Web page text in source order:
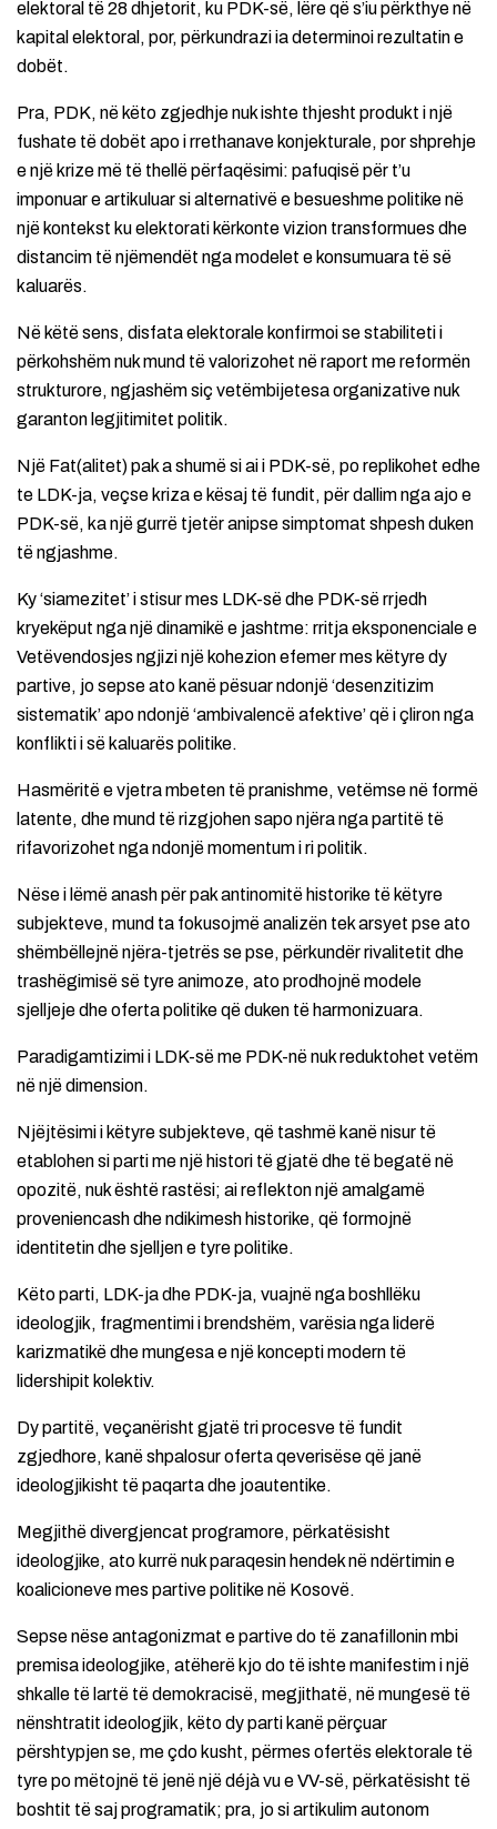
elektoral të 28 dhjetorit, ku PDK-së, lëre që s’iu përkthye në
kapital elektoral, por, përkundrazi ia determinoi rezultatin e
dobët.
Pra, PDK, në këto zgjedhje nuk ishte thjesht produkt i një
fushate të dobët apo i rrethanave konjekturale, por shprehje
e një krize më të thellë përfaqësimi: pafuqisë për t’u
imponuar e artikuluar si alternativë e besueshme politike në
një kontekst ku elektorati kërkonte vizion transformues dhe
distancim të njëmendët nga modelet e konsumuara të së
kaluarës.
Në këtë sens, disfata elektorale konfirmoi se stabiliteti i
përkohshëm nuk mund të valorizohet në raport me reformën
strukturore, ngjashëm siç vetëmbijetesa organizative nuk
garanton legjitimitet politik.
Një Fat(alitet) pak a shumë si ai i PDK-së, po replikohet edhe
te LDK-ja, veçse kriza e kësaj të fundit, për dallim nga ajo e
PDK-së, ka një gurrë tjetër anipse simptomat shpesh duken
të ngjashme.
Ky ‘siamezitet’ i stisur mes LDK-së dhe PDK-së rrjedh
kryekëput nga një dinamikë e jashtme: rritja eksponenciale e
Vetëvendosjes ngjizi një kohezion efemer mes këtyre dy
partive, jo sepse ato kanë pësuar ndonjë ‘desenzitizim
sistematik’ apo ndonjë ‘ambivalencë afektive’ që i çliron nga
konflikti i së kaluarës politike.
Hasmëritë e vjetra mbeten të pranishme, vetëmse në formë
latente, dhe mund të rizgjohen sapo njëra nga partitë të
rifavorizohet nga ndonjë momentum i ri politik.
Nëse i lëmë anash për pak antinomitë historike të këtyre
subjekteve, mund ta fokusojmë analizën tek arsyet pse ato
shëmbëllejnë njëra-tjetrës se pse, përkundër rivalitetit dhe
trashëgimisë së tyre animoze, ato prodhojnë modele
sjelljeje dhe oferta politike që duken të harmonizuara.
Paradigamtizimi i LDK-së me PDK-në nuk reduktohet vetëm
në një dimension.
Njëjtësimi i këtyre subjekteve, që tashmë kanë nisur të
etablohen si parti me një histori të gjatë dhe të begatë në
opozitë, nuk është rastësi; ai reflekton një amalgamë
proveniencash dhe ndikimesh historike, që formojnë
identitetin dhe sjelljen e tyre politike.
Këto parti, LDK-ja dhe PDK-ja, vuajnë nga boshllëku
ideologjik, fragmentimi i brendshëm, varësia nga liderë
karizmatikë dhe mungesa e një koncepti modern të
lidershipit kolektiv.
Dy partitë, veçanërisht gjatë tri procesve të fundit
zgjedhore, kanë shpalosur oferta qeverisëse që janë
ideologjikisht të paqarta dhe joautentike.
Megjithë divergjencat programore, përkatësisht
ideologjike, ato kurrë nuk paraqesin hendek në ndërtimin e
koalicioneve mes partive politike në Kosovë.
Sepse nëse antagonizmat e partive do të zanafillonin mbi
premisa ideologjike, atëherë kjo do të ishte manifestim i një
shkalle të lartë të demokracisë, megjithatë, në mungesë të
nënshtratit ideologjik, këto dy parti kanë përçuar
përshtypjen se, me çdo kusht, përmes ofertës elektorale të
tyre po mëtojnë të jenë një déjà vu e VV-së, përkatësisht të
boshtit të saj programatik; pra, jo si artikulim autonom